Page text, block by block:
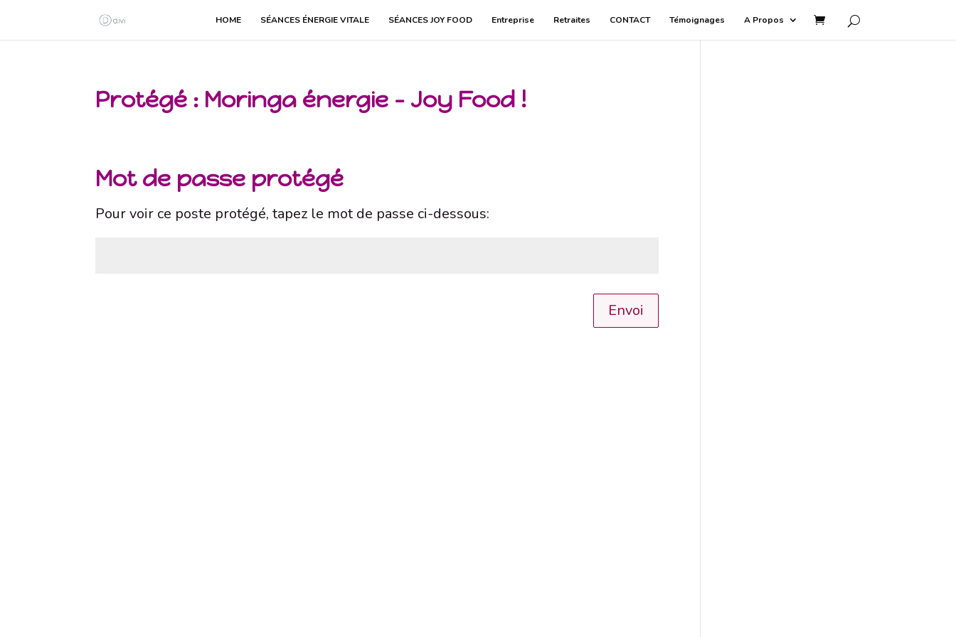
HOME SÉANCES ÉNERGIE VITALE SÉANCES JOY FOOD Entreprise Retraites CONTACT Témoignages A Propos
Protégé : Moringa énergie – Joy Food !
Mot de passe protégé
Pour voir ce poste protégé, tapez le mot de passe ci-dessous:
Envoi